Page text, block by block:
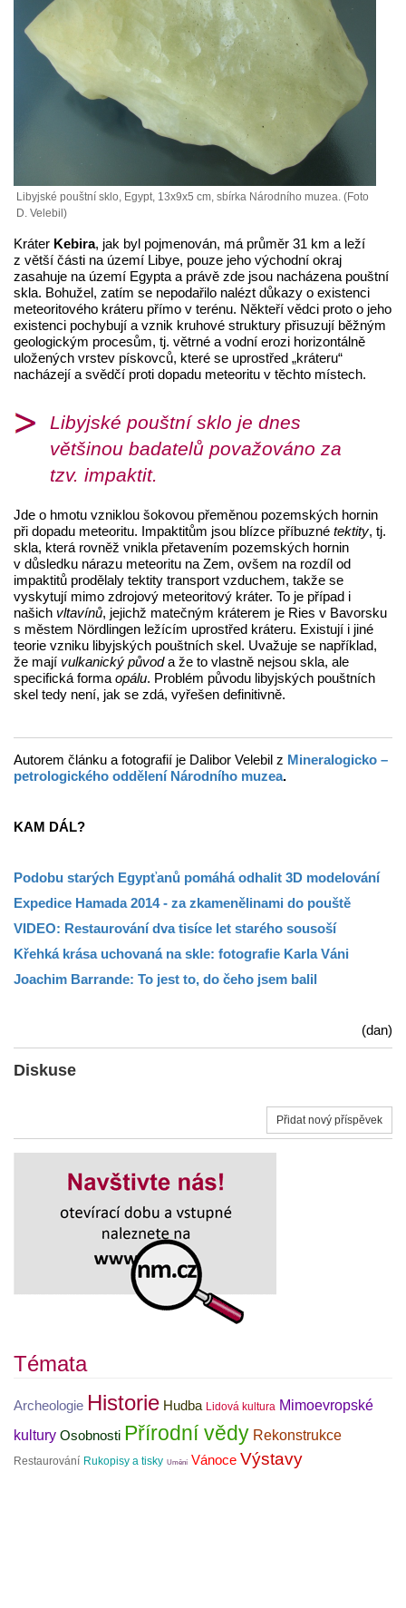
Libyjské pouštní sklo, Egypt, 13x9x5 cm, sbírka Národního muzea. (Foto
D. Velebil)
Kráter Kebira, jak byl pojmenován, má průměr 31 km a leží
z větší části na území Libye, pouze jeho východní okraj
zasahuje na území Egypta a právě zde jsou nacházena pouštní
skla. Bohužel, zatím se nepodařilo nalézt důkazy o existenci
meteoritového kráteru přímo v terénu. Někteří vědci proto o jeho
existenci pochybují a vznik kruhové struktury přisuzují běžným
geologickým procesům, tj. větrné a vodní erozi horizontálně
uložených vrstev pískovců, které se uprostřed „kráteru“
nacházejí a svědčí proti dopadu meteoritu v těchto místech.
Libyjské pouštní sklo je dnes
většinou badatelů považováno za
tzv. impaktit.
Jde o hmotu vzniklou šokovou přeměnou pozemských hornin
při dopadu meteoritu. Impaktitům jsou blízce příbuzné tektity, tj.
skla, která rovněž vnikla přetavením pozemských hornin
v důsledku nárazu meteoritu na Zem, ovšem na rozdíl od
impaktitů prodělaly tektity transport vzduchem, takže se
vyskytují mimo zdrojový meteoritový kráter. To je případ i
našich vltavínů, jejichž matečným kráterem je Ries v Bavorsku
s městem Nördlingen ležícím uprostřed kráteru. Existují i jiné
teorie vzniku libyjských pouštních skel. Uvažuje se například,
že mají vulkanický původa že to vlastně nejsou skla, ale
specifická formaopálu. Problém původu libyjských pouštních
skel tedy není, jak se zdá, vyřešen definitivně.
Autorem článku a fotografií je Dalibor Velebil z Mineralogicko –
petrologického oddělení Národního muzea.
KAM DÁL?
Podobu starých Egypťanů pomáhá odhalit 3D modelování
Expedice Hamada 2014 - za zkamenělinami do pouště
VIDEO: Restaurování dva tisíce let starého sousoší
Křehká krása uchovaná na skle: fotografie Karla Váni
Joachim Barrande: To jest to, do čeho jsem balil
(dan)
Diskuse
Přidat nový příspěvek
Témata
Archeologie Historie Hudba Lidová kultura Mimoevropské
kultury Osobnosti Přírodní vědy Rekonstrukce
Restaurování Rukopisy a tisky Umění Vánoce Výstavy